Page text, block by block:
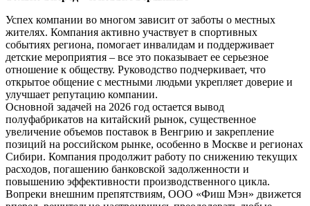
Успех компании во многом зависит от заботы о местных
жителях. Компания активно участвует в спортивных
событиях региона, помогает инвалидам и поддерживает
детские мероприятия – все это показывает ее серьезное
отношение к обществу. Руководство подчеркивает, что
открытое общение с местными людьми укрепляет доверие и
улучшает репутацию компании.
Основной задачей на 2026 год остается вывод
полуфабрикатов на китайский рынок, существенное
увеличение объемов поставок в Венгрию и закрепление
позиций на российском рынке, особенно в Москве и регионах
Сибири. Компания продолжит работу по снижению текущих
расходов, погашению банковской задолженности и
повышению эффективности производственного цикла.
Вопреки внешним препятствиям, ООО «Фиш Мэн» движется